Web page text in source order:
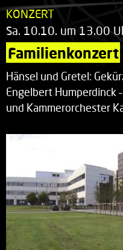
KONZERT
Sa. 10.10. um 13.00
Familienkonzert
Hänsel und Gretel:
Engelbert Humperdinck
und Kammerorchester